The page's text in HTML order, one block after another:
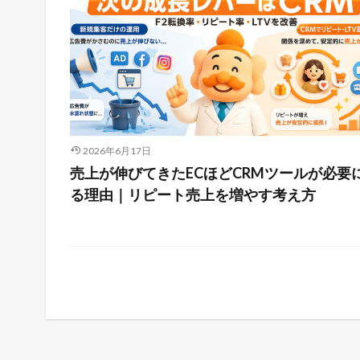
2026年6月17日
売上が伸びてきたECほどCRMツールが必要
る理由｜リピート売上を増やす考え方